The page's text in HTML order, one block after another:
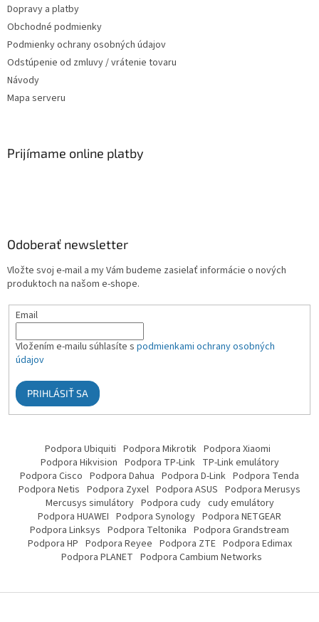
Dopravy a platby
Obchodné podmienky
Podmienky ochrany osobných údajov
Odstúpenie od zmluvy / vrátenie tovaru
Návody
Mapa serveru
Prijímame online platby
Odoberať newsletter
Vložte svoj e-mail a my Vám budeme zasielať informácie o nových
produktoch na našom e-shope.
Email
Vložením e-mailu súhlasíte s podmienkami ochrany osobných
údajov
PRIHLÁSIŤ SA
Podpora Ubiquiti Podpora Mikrotik Podpora Xiaomi
Podpora Hikvision Podpora TP-Link TP-Link emulátory
Podpora Cisco Podpora Dahua Podpora D-Link Podpora Tenda
Podpora Netis Podpora Zyxel Podpora ASUS Podpora Merusys
Mercusys simulátory Podpora cudy cudy emulátory
Podpora HUAWEI Podpora Synology Podpora NETGEAR
Podpora Linksys Podpora Teltonika Podpora Grandstream
Podpora HP Podpora Reyee Podpora ZTE Podpora Edimax
Podpora PLANET Podpora Cambium Networks